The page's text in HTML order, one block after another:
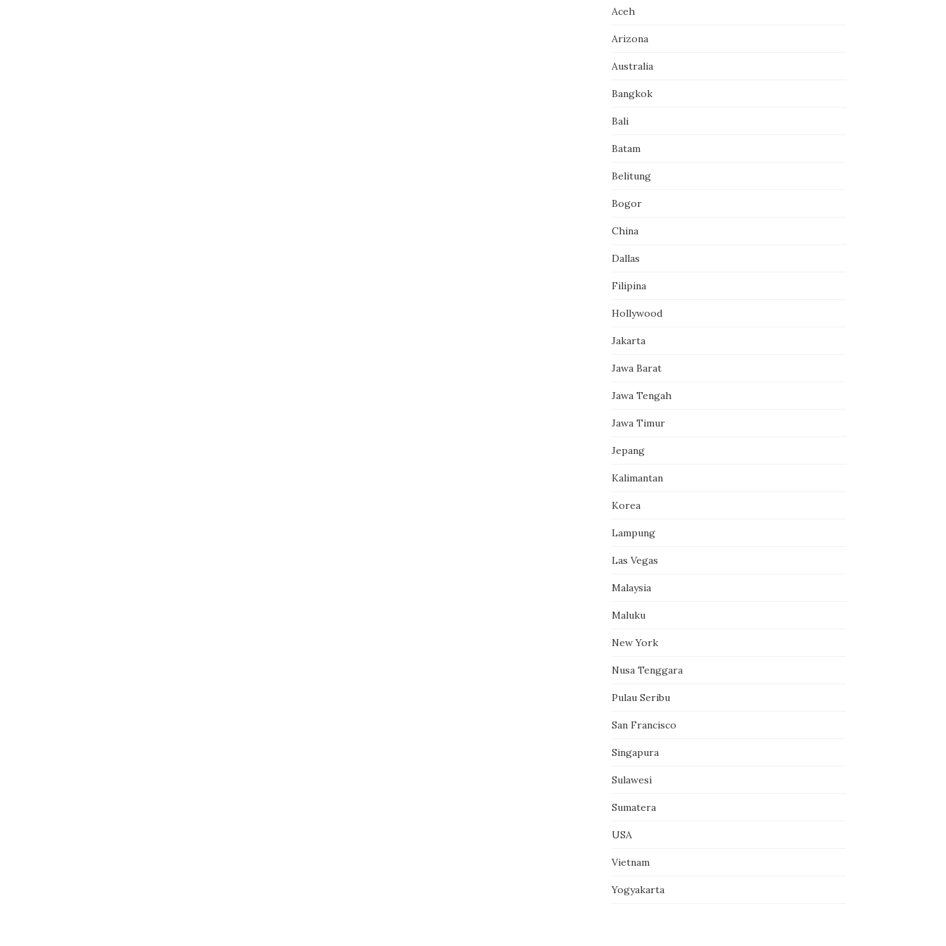
Aceh
Arizona
Australia
Bangkok
Bali
Batam
Belitung
Bogor
China
Dallas
Filipina
Hollywood
Jakarta
Jawa Barat
Jawa Tengah
Jawa Timur
Jepang
Kalimantan
Korea
Lampung
Las Vegas
Malaysia
Maluku
New York
Nusa Tenggara
Pulau Seribu
San Francisco
Singapura
Sulawesi
Sumatera
USA
Vietnam
Yogyakarta